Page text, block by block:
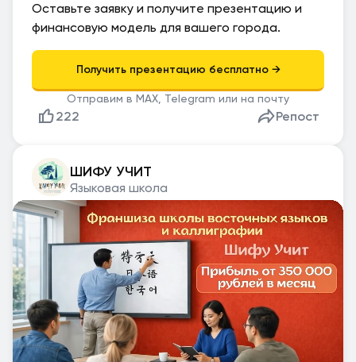
Оставьте заявку и получите презентацию и
финансовую модель для вашего города.
Отправим в MAX, Telegram или на почту
Репост
222
ШИФУ УЧИТ
Языковая школа